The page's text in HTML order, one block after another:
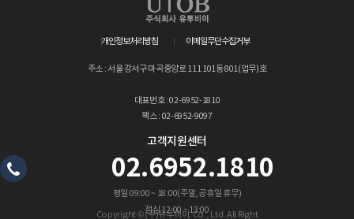
개인정보처리방침 이메일무단수집거부
주소 : 서울 강서구 마곡중앙로 111 101동 801(업무)호
대표번호 : 02-6952-1810
팩스 : 02-6952-9097
Copyright © (주)유투비이. Co., Ltd. All Right
고객지원센터
02.6952.1810
평일 09:00 ~ 18:00(주말,공휴일 휴무)
점심 12:00 ~ 13:00